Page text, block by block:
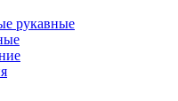
рукавные